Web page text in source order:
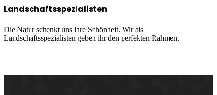
Landschaftsspezialisten
Die Natur schenkt uns ihre Schönheit. Wir als
Landschaftsspezialisten geben ihr den perfekten Rahmen.